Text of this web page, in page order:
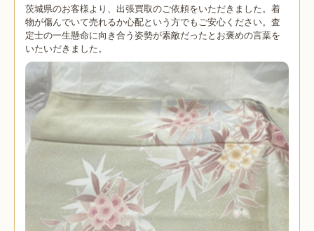
茨城県のお客様より、出張買取のご依頼をいただきました。着
物が傷んでいて売れるか心配という方でもご安心ください。査
定士の一生懸命に向き合う姿勢が素敵だったとお褒めの言葉を
いたいだきました。